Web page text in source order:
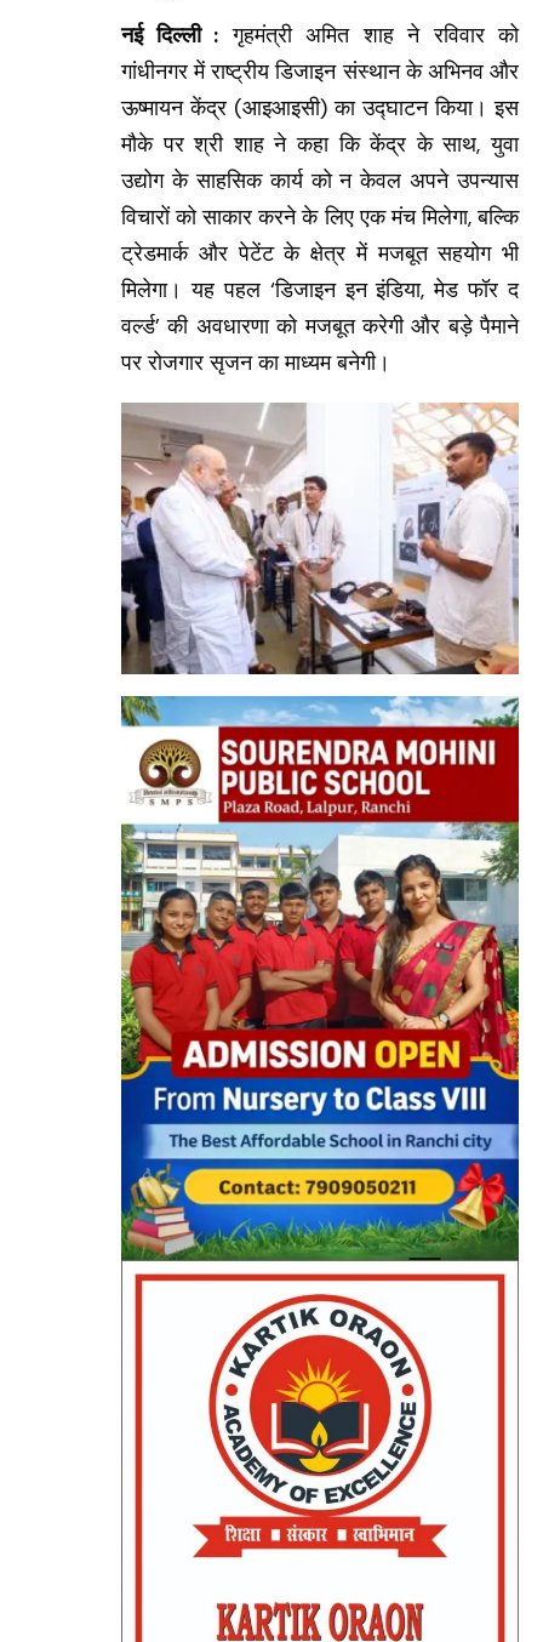
नई दिल्ली : गृहमंत्री अमित शाह ने रविवार को
गांधीनगर में राष्ट्रीय डिजाइन संस्थान के अभिनव और
ऊष्मायन केंद्र (आइआइसी) का उद्घाटन किया। इस
मौके पर श्री शाह ने कहा कि केंद्र के साथ, युवा
उद्योग के साहसिक कार्य को न केवल अपने उपन्यास
विचारों को साकार करने के लिए एक मंच मिलेगा, बल्कि
ट्रेडमार्क और पेटेंट के क्षेत्र में मजबूत सहयोग भी
मिलेगा। यह पहल ‘डिजाइन इन इंडिया, मेड फॉर द
वर्ल्ड’ की अवधारणा को मजबूत करेगी और बड़े पैमाने
पर रोजगार सृजन का माध्यम बनेगी।